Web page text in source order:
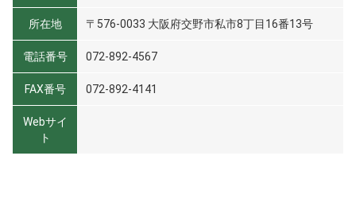
所在地 〒576-0033 大阪府交野市私市8丁目16番13号
電話番号 072-892-4567
FAX番号 072-892-4141
Webサイ
ト